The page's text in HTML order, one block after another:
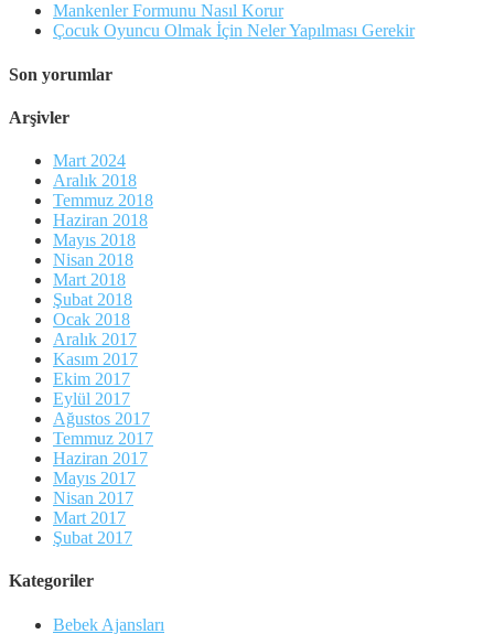
Mankenler Formunu Nasıl Korur
Çocuk Oyuncu Olmak İçin Neler Yapılması Gerekir
Son yorumlar
Arşivler
Mart 2024
Aralık 2018
Temmuz 2018
Haziran 2018
Mayıs 2018
Nisan 2018
Mart 2018
Şubat 2018
Ocak 2018
Aralık 2017
Kasım 2017
Ekim 2017
Eylül 2017
Ağustos 2017
Temmuz 2017
Haziran 2017
Mayıs 2017
Nisan 2017
Mart 2017
Şubat 2017
Kategoriler
Bebek Ajansları